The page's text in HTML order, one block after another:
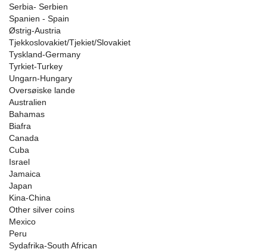
Serbia- Serbien
Spanien - Spain
Østrig-Austria
Tjekkoslovakiet/Tjekiet/Slovakiet
Tyskland-Germany
Tyrkiet-Turkey
Ungarn-Hungary
Oversøiske lande
Australien
Bahamas
Biafra
Canada
Cuba
Israel
Jamaica
Japan
Kina-China
Other silver coins
Mexico
Peru
Sydafrika-South African